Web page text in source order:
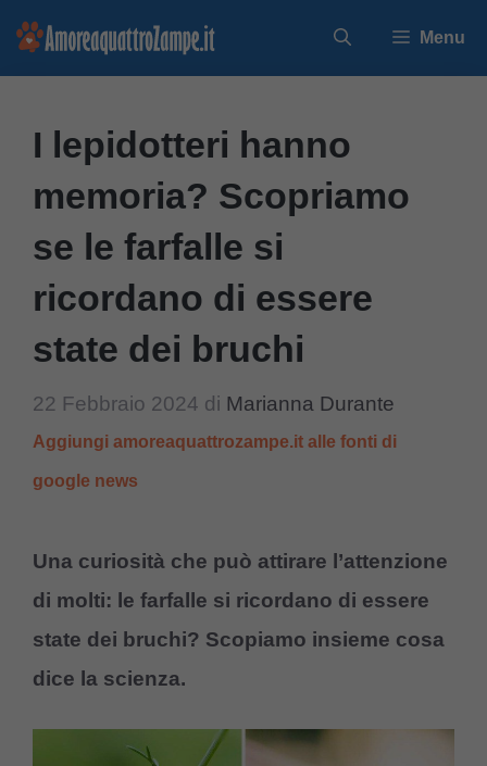
Vai
Menu
I lepidotteri hanno
memoria? Scopriamo
se le farfalle si
ricordano di essere
state dei bruchi
22 Febbraio 2024 di Marianna Durante
Aggiungi amoreaquattrozampe.it alle fonti di
google news
Una curiosità che può attirare l’attenzione
di molti: le farfalle si ricordano di essere
state dei bruchi? Scopiamo insieme cosa
dice la scienza.